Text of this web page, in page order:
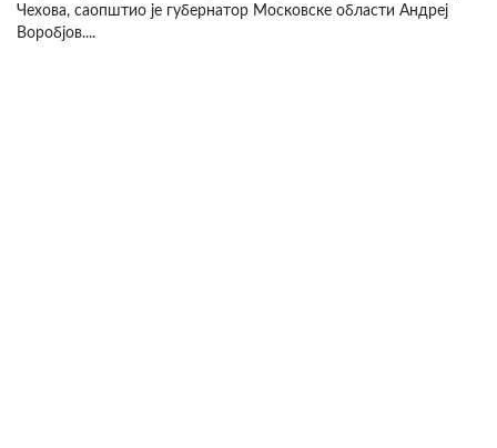
Чехова, саопштио је губернатор Московске области Андреј
Воробјов....